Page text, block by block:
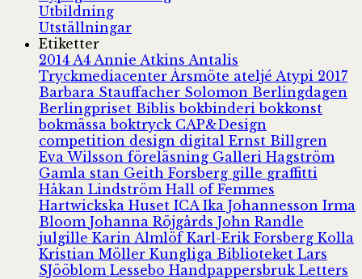
Utbildning
Utställningar
Etiketter
2014 A4 Annie Atkins Antalis
Tryckmediacenter Årsmöte ateljé Atypi 2017
Barbara Stauffacher Solomon Berlingdagen
Berlingpriset Biblisbokbinderibokkonst
bokmässaboktryck CAP&Design
competition design digital Ernst Billgren
Eva Wilsson föreläsning Galleri Hagström
Gamla stan Geith Forsberg gille graffitti
Håkan Lindström Hall of Femmes
Hartwickska Huset ICA Ika Johannesson Irma
Bloom Johanna Röjgårds John Randle
julgille Karin Almlöf Karl-Erik Forsberg Kolla
Kristian Möller Kungliga Biblioteket Lars
SJööblom Lessebo Handpappersbruk Letters